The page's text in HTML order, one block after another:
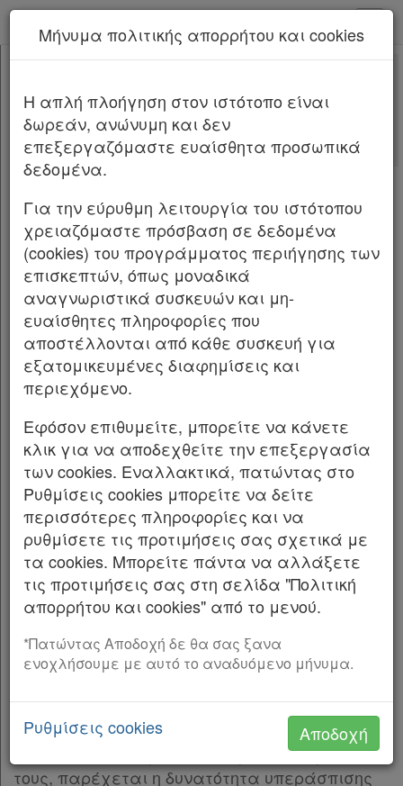
Κεφαλίδα
Σώμα [-]
ΜΕΡΟΣ ΠΡΩΤΟ [-]
ΚΕΦΑΛΑΙΟ Α΄
Παρ.1
Παρ.2
Άρθρο 2
Άρθρο 3
Άρθρο 4
Άρθρο 5
Άρθρο 6
Άρθρο 7
Άρθρο 8
Άρθρο 9
Άρθρο 10
Άρθρο 11 [-]
Παρ.1
Παρ.2
Παρ.3
Παρ.4
Παρ.5
Άρθρο 12
Άρθρο 13 [-]
Παρ.1
Παρ.2
Παρ.1
Παρ.3
Νέα υπηρεσία Kodiko Assistant.Περισσότερα
Νόμος 4609/2019
Αλλαγές που επέφερε
Σχετικά: 1
Με τις
απότο Νόμο 5275/2026
NOMOΣ ΥΠ’ ΑΡΙΘΜ. 4609 Τεύχος A’
67/03.05.2019
Ρυθμίσεις Μέριμνας Προσωπικού Ενόπλων
Δυνάμεων, Στρατολογίας, Στρατιωτικής
Δικαιοσύνης και άλλες διατάξεις.
Ο ΠΡΟΕΔΡΟΣ ΤΗΣ ΕΛΛΗΝΙΚΗΣ ΔΗΜΟΚΡΑΤΙΑΣ
Εκδίδομε τον ακόλουθο νόμο που ψήφισε η
Βουλή:
ΜΕΡΟΣ ΠΡΩΤΟ
ΚΕΦΑΛΑΙΟ Α΄
Άρθρο 1
Υπεράσπιση στρατιωτικών ενώπιον
ποινικών δικαστηρίων
1.Στους εν ενεργεία και εν αποστρατεία
Δυνάμεων, κατά των οποίων ασκείται ποινική
δίωξη για αδικήματα που τους αποδίδονται ότι
τέλεσαν κατά την εκτέλεση των καθηκόντων
τους, παρέχεται η δυνατότητα υπεράσπισης
Μήνυμα πολιτικής απορρήτου και cookies
H απλή πλοήγηση στον ιστότοπο είναι
δωρεάν, ανώνυμη και δεν
επεξεργαζόμαστε ευαίσθητα προσωπικά
δεδομένα.
Για την εύρυθμη λειτουργία του ιστότοπου
χρειαζόμαστε πρόσβαση σε δεδομένα
(cookies) του προγράμματος περιήγησης των
επισκεπτών, όπως μοναδικά
αναγνωριστικά συσκευών και μη-
ευαίσθητες πληροφορίες που
αποστέλλονται από κάθε συσκευή για
εξατομικευμένες διαφημίσεις και
περιεχόμενο.
Εφόσον επιθυμείτε, μπορείτε να κάνετε
κλικ για να αποδεχθείτε την επεξεργασία
των cookies. Εναλλακτικά, πατώντας στο
Ρυθμίσεις cookies μπορείτε να δείτε
περισσότερες πληροφορίες και να
ρυθμίσετε τις προτιμήσεις σας σχετικά με
τα cookies. Μπορείτε πάντα να αλλάξετε
τις προτιμήσεις σας στη σελίδα "Πολιτική
απορρήτου και cookies" από το μενού.
*Πατώντας Αποδοχή δε θα σας ξανα
ενοχλήσουμε με αυτό το αναδυόμενο μήνυμα.
Ρυθμίσεις cookies Αποδοχή